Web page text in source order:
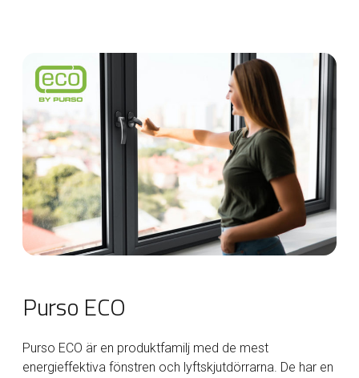
Purso ECO
Purso ECO är en produktfamilj med de mest
energieffektiva fönstren och lyftskjutdörrarna. De har en